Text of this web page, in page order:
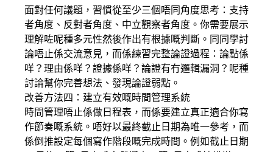
面對任何議題，習慣從至少三個唔同角度思考：支持
者角度、反對者角度、中立觀察者角度。你需要展示
理解咗呢種多元性然後作出有根據嘅判斷。同同學討
論唔止係交流意見，而係練習完整論證過程：論點係
咩？理由係咩？證據係咩？論證有冇邏輯漏洞？呢種
討論幫你完善想法、發現論證弱點。
改善方法四：建立有效嘅時間管理系統
時間管理唔止係做日程表，而係要建立真正適合你寫
作節奏嘅系統。唔好以最終截止日期為唯一參考，而
係倒推設定每個寫作階段嘅完成時間。例如截止日期